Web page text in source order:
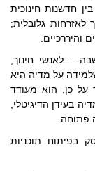
חדשנות חינוכית
לאזרחות גלובלית;
והיררכיים.
– לאנשי חינוך,
על מדיה היא
על כן, הוא מעודד
בעידן הדיגיטלי,
פתוחה.
בפיתוח תוכניות